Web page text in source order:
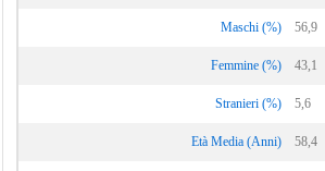
Maschi (%) 56,9
Femmine (%) 43,1
Stranieri (%) 5,6
Età Media (Anni) 58,4